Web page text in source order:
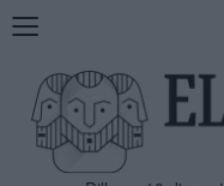
Mostra
navegació